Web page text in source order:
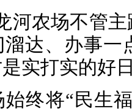
河农场不管
达、办事一
实打实的好
终将“民生